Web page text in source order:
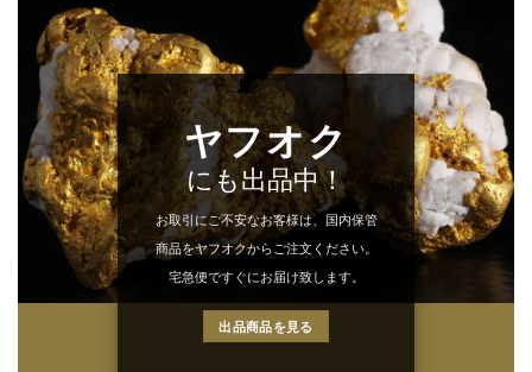
ヤフオク
にも出品中！
お取引にご不安なお客様は、国内保管
商品をヤフオクからご注文ください。
宅急便ですぐにお届け致します。
出品商品を見る